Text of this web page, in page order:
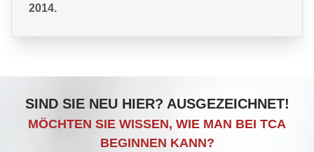
2014.
SIND SIE NEU HIER? AUSGEZEICHNET!
MÖCHTEN SIE WISSEN, WIE MAN BEI TCA
BEGINNEN KANN?